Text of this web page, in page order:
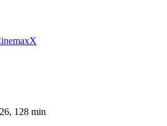
128 min